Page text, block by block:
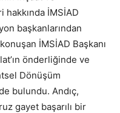
İMSİAD
başkanlarından
İMSİAD Başkanı
önderliğinde ve
Dönüşüm
bulundu. Andıç,
gayet başarılı bir